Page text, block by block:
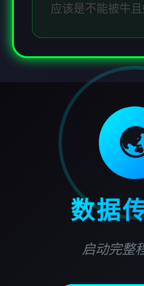
应该是不能被牛
数据
启动完整